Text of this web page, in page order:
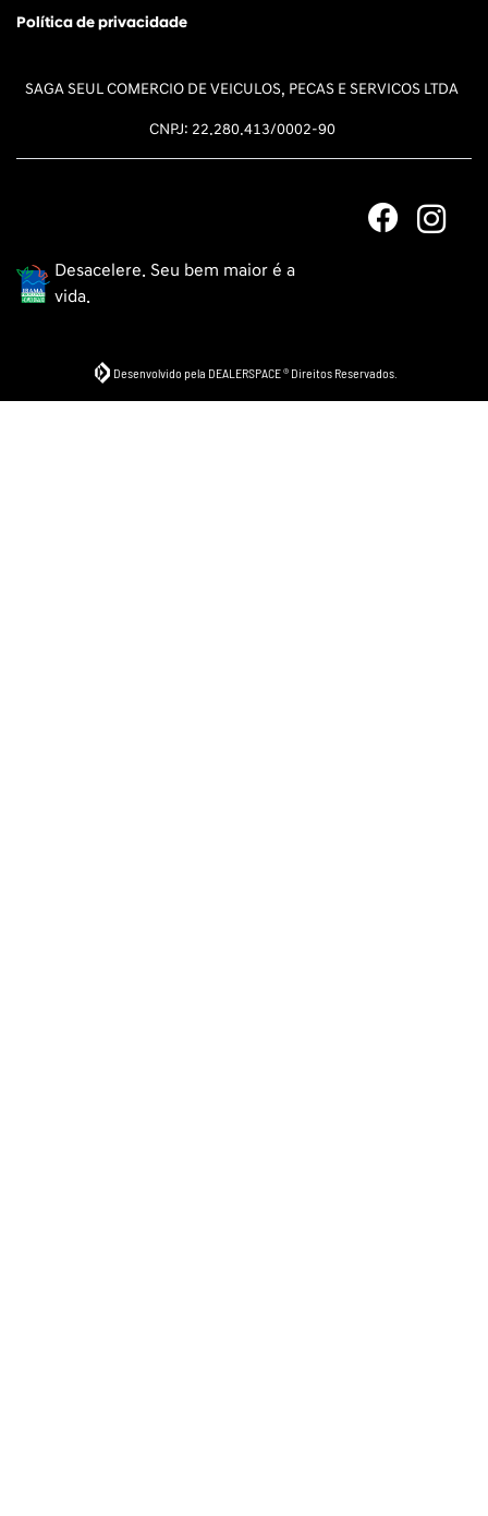
Política de privacidade
SAGA SEUL COMERCIO DE VEICULOS, PECAS E SERVICOS LTDA
CNPJ: 22.280.413/0002-90
Desacelere. Seu bem maior é a
vida.
Desenvolvido pela DEALERSPACE ® Direitos Reservados.